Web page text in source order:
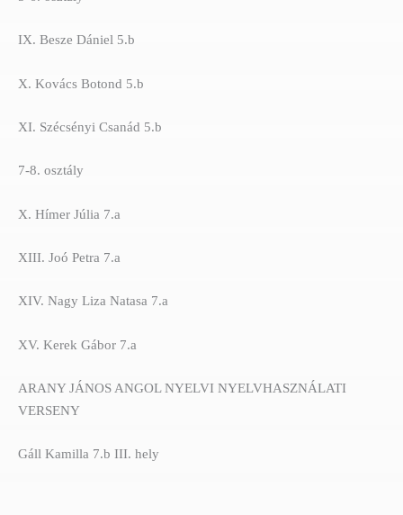
IX. Besze Dániel 5.b
X. Kovács Botond 5.b
XI. Szécsényi Csanád 5.b
7-8. osztály
X. Hímer Júlia 7.a
XIII. Joó Petra 7.a
XIV. Nagy Liza Natasa 7.a
XV. Kerek Gábor 7.a
ARANY JÁNOS ANGOL NYELVI NYELVHASZNÁLATI
VERSENY
Gáll Kamilla 7.b III. hely